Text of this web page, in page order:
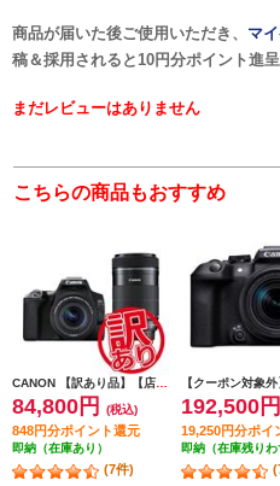
商品が届いた後ご使用いただき、 マ
稿＆採用されると 10円分ポイント進呈
まだレビューはありません
こちらの商品もおすすめ
84,800円 (税込)
848円分ポイント還元
即納（在庫あり）
(7件)
192,500円
19,250円分ポイ
即納（在庫残りわ